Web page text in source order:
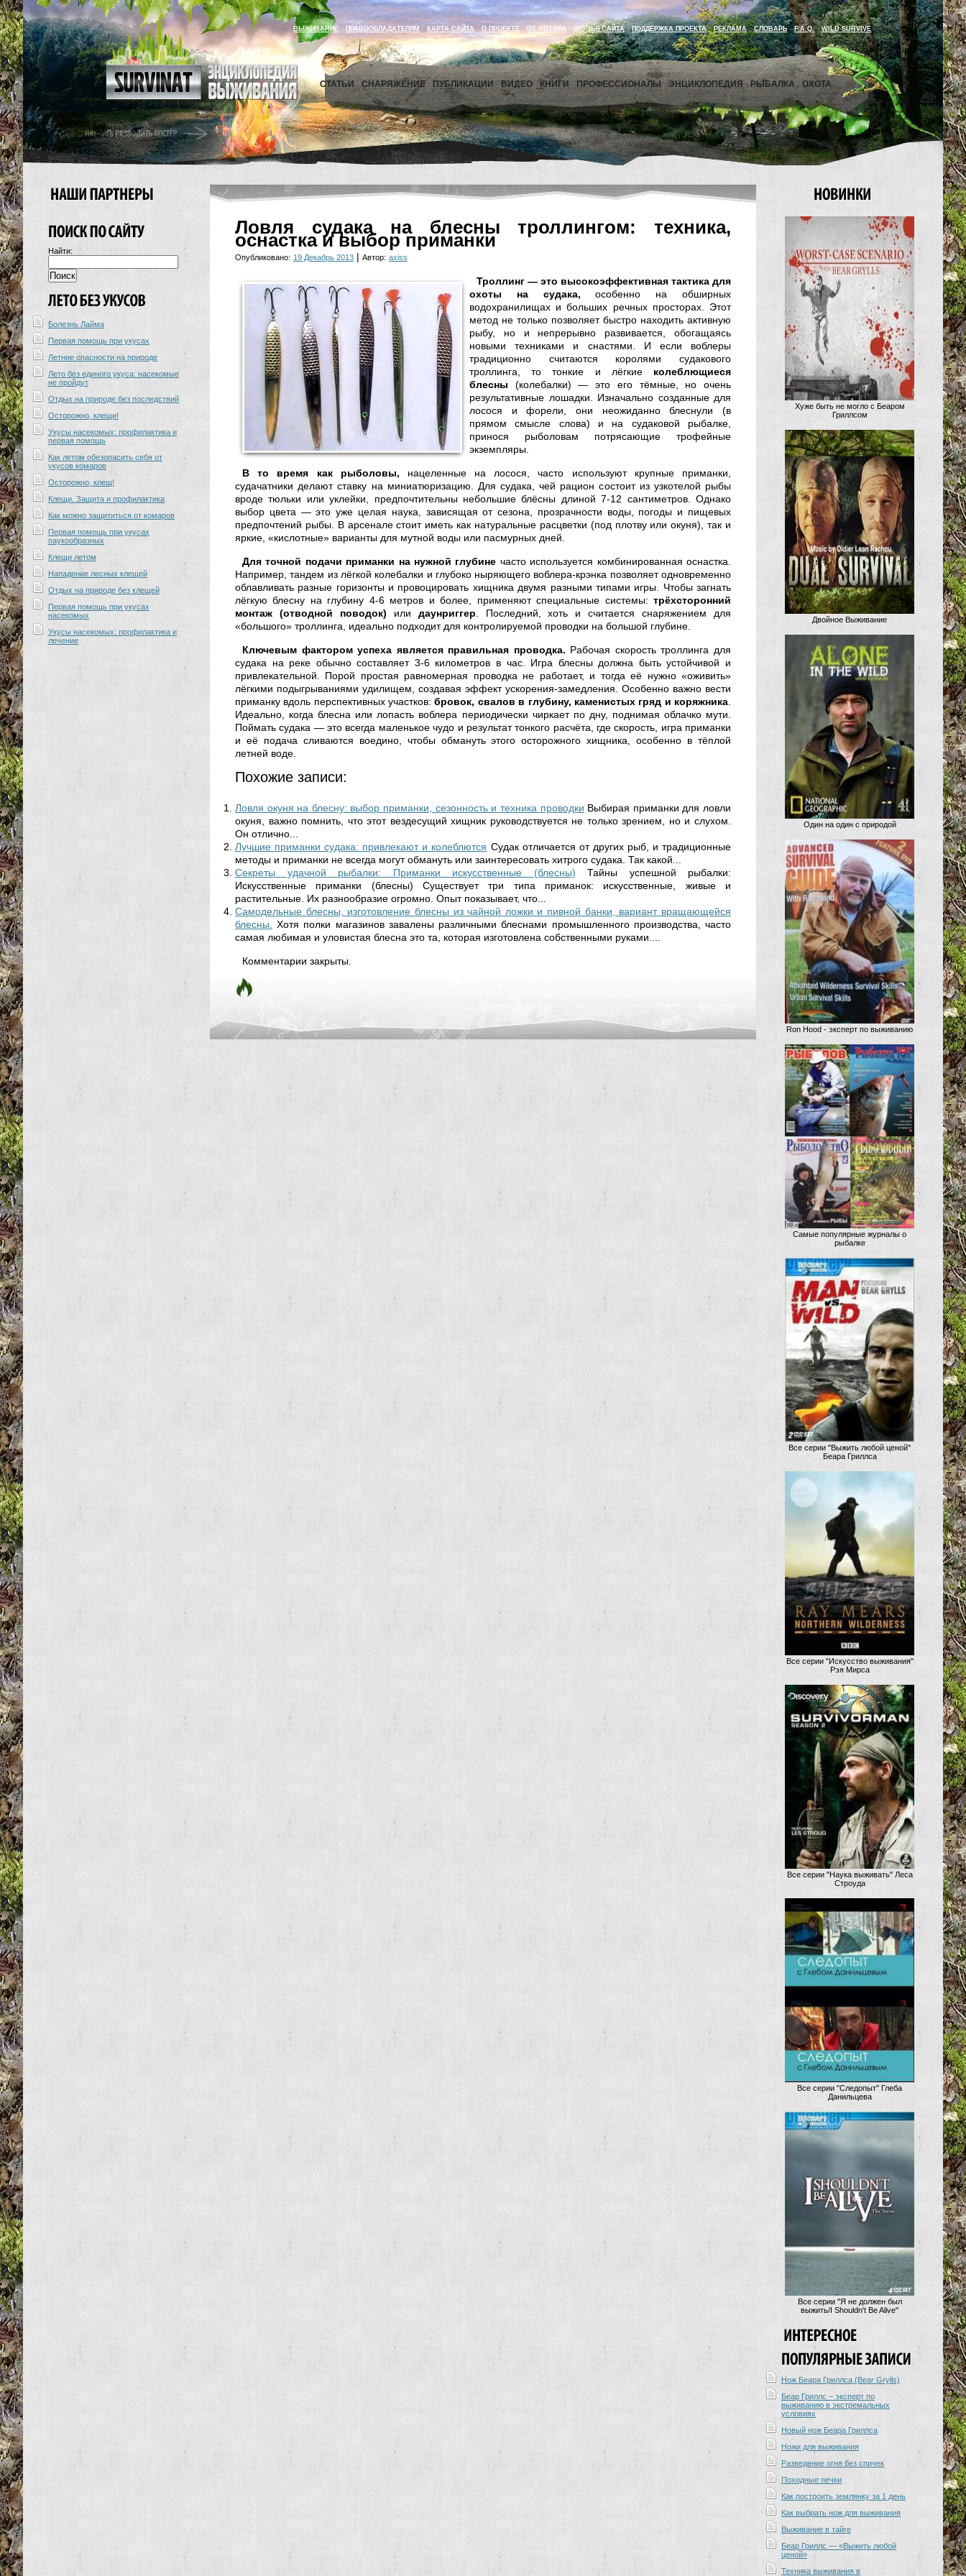
ВЫЖИВАНИЕ ПРАВООБЛАДАТЕЛЯМ КАРТА САЙТА О ПРОЕКТЕ ОТ АВТОРА ДРУЗЬЯ САЙТА ПОДДЕРЖКА ПРОЕКТА РЕКЛАМА СЛОВАРЬ F.A.Q. WILD SURVIVE
СТАТЬИ СНАРЯЖЕНИЕ ПУБЛИКАЦИИ ВИДЕО КНИГИ ПРОФЕССИОНАЛЫ ЭНЦИКЛОПЕДИЯ РЫБАЛКА ОХОТА
Найти:
Болезнь Лайма
Первая помощь при укусах
Летние опасности на природе
Лето без единого укуса: насекомые
не пройдут
Отдых на природе без последствий
Осторожно, клещи!
Укусы насекомых: профилактика и
первая помощь
Как летом обезопасить себя от
укусов комаров
Осторожно, клещ!
Клещи. Защита и профилактика
Как можно защититься от комаров
Первая помощь при укусах
паукообразных
Клещи летом
Нападение лесных клещей
Отдых на природе без клещей
Первая помощь при укусах
насекомых
Укусы насекомых: профилактика и
лечение
Ловля судака на блесны троллингом: техника,
оснастка и выбор приманки
Опубликовано: 19 Декабрь 2013 | Автор: axiss
Троллинг — это высокоэффективная тактика для
охоты на судака, особенно на обширных
водохранилищах и больших речных просторах. Этот
метод не только позволяет быстро находить активную
рыбу, но и непрерывно развивается, обогащаясь
новыми техниками и снастями. И если воблеры
традиционно считаются королями судакового
троллинга, то тонкие и лёгкие колеблющиеся
блесны (колебалки) — это его тёмные, но очень
результативные лошадки. Изначально созданные для
лосося и форели, они неожиданно блеснули (в
прямом смысле слова) и на судаковой рыбалке,
принося рыболовам потрясающие трофейные
экземпляры.
В то время как рыболовы, нацеленные на лосося, часто используют крупные приманки,
судачатники делают ставку на миниатюризацию. Для судака, чей рацион состоит из узкотелой рыбы
вроде тюльки или уклейки, предпочтительны небольшие блёсны длиной 7-12 сантиметров. Однако
выбор цвета — это уже целая наука, зависящая от сезона, прозрачности воды, погоды и пищевых
предпочтений рыбы. В арсенале стоит иметь как натуральные расцветки (под плотву или окуня), так и
яркие, «кислотные» варианты для мутной воды или пасмурных дней.
Для точной подачи приманки на нужной глубине часто используется комбинированная оснастка.
Например, тандем из лёгкой колебалки и глубоко ныряющего воблера-крэнка позволяет одновременно
облавливать разные горизонты и провоцировать хищника двумя разными типами игры. Чтобы загнать
лёгкую блесну на глубину 4-6 метров и более, применяют специальные системы: трёхсторонний
монтаж (отводной поводок) или даунриггер . Последний, хоть и считается снаряжением для
«большого» троллинга, идеально подходит для контролируемой проводки на большой глубине.
Ключевым фактором успеха является правильная проводка. Рабочая скорость троллинга для
судака на реке обычно составляет 3-6 километров в час. Игра блесны должна быть устойчивой и
привлекательной. Порой простая равномерная проводка не работает, и тогда её нужно «оживить»
лёгкими подыгрываниями удилищем, создавая эффект ускорения-замедления. Особенно важно вести
приманку вдоль перспективных участков:бровок, свалов в глубину, каменистых гряд и коряжника
Идеально, когда блесна или лопасть воблера периодически чиркает по дну, поднимая облачко мути.
Поймать судака — это всегда маленькое чудо и результат тонкого расчёта, где скорость, игра приманки
и её подача сливаются воедино, чтобы обмануть этого осторожного хищника, особенно в тёплой
летней воде.
Похожие записи:
Ловля окуня на блесну: выбор приманки, сезонность и техника проводки Выбирая приманки для ловли
окуня, важно помнить, что этот вездесущий хищник руководствуется не только зрением, но и слухом.
Он отлично...
Лучшие приманки судака: привлекают и колеблются Судак отличается от других рыб, и традиционные
методы и приманки не всегда могут обмануть или заинтересовать хитрого судака. Так какой...
Секреты удачной рыбалки: Приманки искусственные (блесны)
Тайны успешной рыбалки:
Искусственные приманки (блесны) Существует три типа приманок: искусственные, живые и
растительные. Их разнообразие огромно. Опыт показывает, что...
Самодельные блесны, изготовление блесны из чайной ложки и пивной банки, вариант вращающейся
блесны.
Хотя полки магазинов завалены различными блеснами промышленного производства, часто
самая любимая и уловистая блесна это та, которая изготовлена собственными руками....
Комментарии закрыты.
Хуже быть не могло с Беаром
Гриллсом
Двойное Выживание
Один на один с природой
Ron Hood - эксперт по выживанию
Самые популярные журналы о
рыбалке
Все серии "Выжить любой ценой"
Беара Гриллса
Все серии "Искусство выживания"
Рэя Мирса
Все серии "Наука выживать" Леса
Строуда
Все серии "Следопыт" Глеба
Данильцева
Все серии "Я не должен был
выжить/I Shouldn't Be Alive"
Нож Беара Гриллса (Bear Grylls)
Беар Гриллс – эксперт по
выживанию в экстремальных
условиях
Новый нож Беара Гриллса
Ножи для выживания
Разведение огня без спичек
Походные печки
Как построить землянку за 1 день
Как выбрать нож для выживания
Выживание в тайге
Беар Гриллс — «Выжить любой
ценой»
Техника выживания в